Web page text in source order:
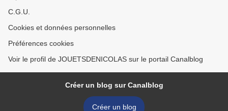
C.G.U.
Cookies et données personnelles
Préférences cookies
Voir le profil de JOUETSDENICOLAS sur le portail Canalblog
Créer un blog sur Canalblog
Créer un blog